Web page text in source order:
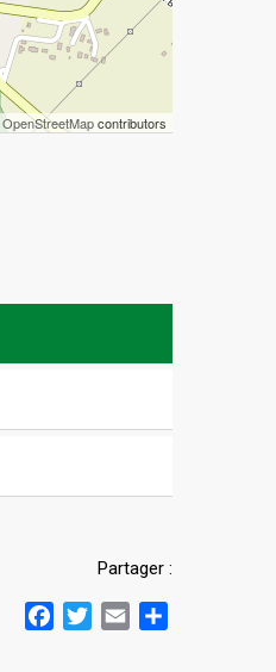
OpenStreetMapcontributors
Partager :
FacebookTwitterEmail